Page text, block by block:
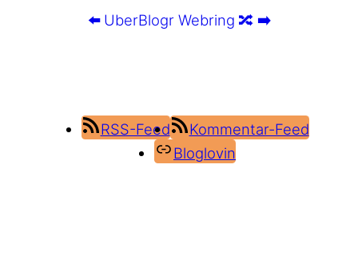
⬅️ UberBlogr Webring 🔀 ➡️
RSS-Feed
Kommentar-Feed
Bloglovin